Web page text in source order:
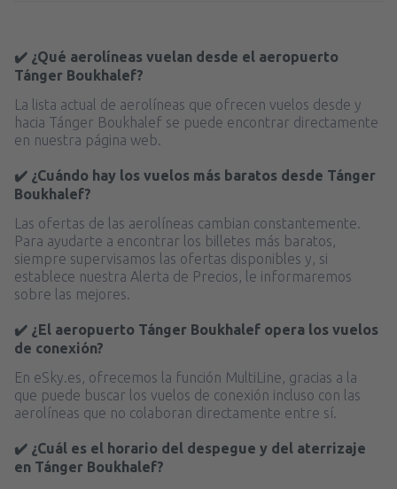
✔️ ¿Qué aerolíneas vuelan desde el aeropuerto
Tánger Boukhalef?
La lista actual de aerolíneas que ofrecen vuelos desde y
hacia Tánger Boukhalef se puede encontrar directamente
en nuestra página web.
✔️ ¿Cuándo hay los vuelos más baratos desde Tánger
Boukhalef?
Las ofertas de las aerolíneas cambian constantemente.
Para ayudarte a encontrar los billetes más baratos,
siempre supervisamos las ofertas disponibles y, si
establece nuestra Alerta de Precios, le informaremos
sobre las mejores.
✔️ ¿El aeropuerto Tánger Boukhalef opera los vuelos
de conexión?
En eSky.es, ofrecemos la función MultiLine, gracias a la
que puede buscar los vuelos de conexión incluso con las
aerolíneas que no colaboran directamente entre sí.
✔️ ¿Cuál es el horario del despegue y del aterrizaje
en Tánger Boukhalef?